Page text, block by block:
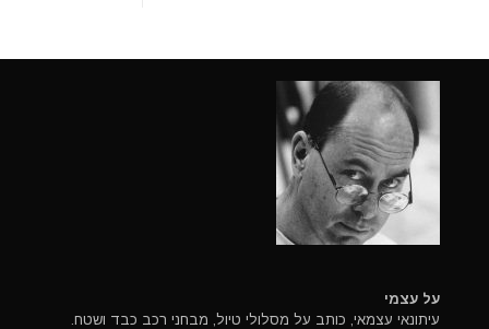
על עצמי
עיתונאי עצמאי, כותב על מסלולי טיול, מבחני רכב כבד ושטח.